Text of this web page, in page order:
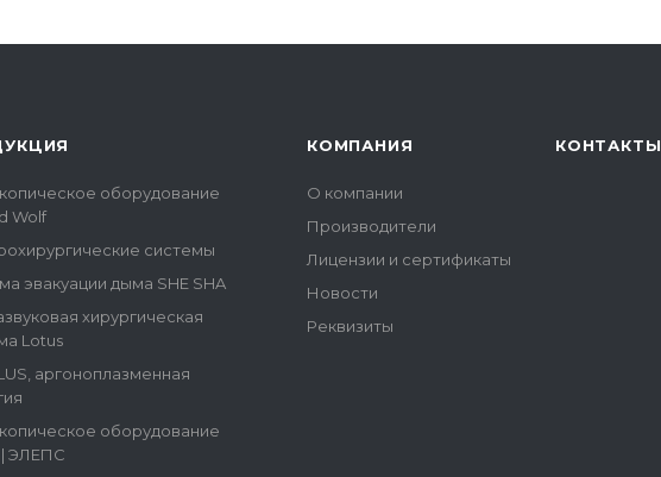
оборудование
Wolf
системы
эвакуации дыма SHE SHA
хирургическая
Lotus
аргоноплазменная
оборудование
| ЭЛЕПС
КОМПАНИЯ
О компании
Производители
Лицензии и сертификаты
Новости
Реквизиты
КОНТАКТЫ